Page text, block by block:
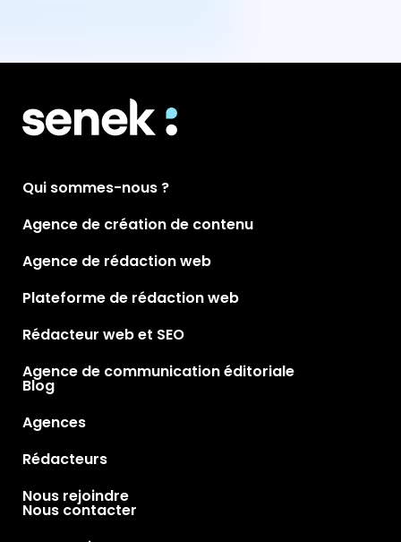
Qui sommes-nous ?
Agence de création de contenu
Agence de rédaction web
Plateforme de rédaction web
Rédacteur web et SEO
Agence de communication éditoriale
Blog
Agences
Rédacteurs
Nous rejoindre
Nous contacter